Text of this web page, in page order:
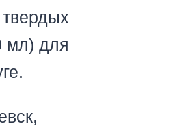
мл) для